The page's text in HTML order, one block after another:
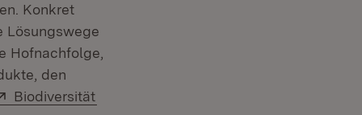
Konkret
Lösungswege
Hofnachfolge,
den
in neuem Fenster)
Extern:
Biodiversität(Öffnet in neuem Fenster)